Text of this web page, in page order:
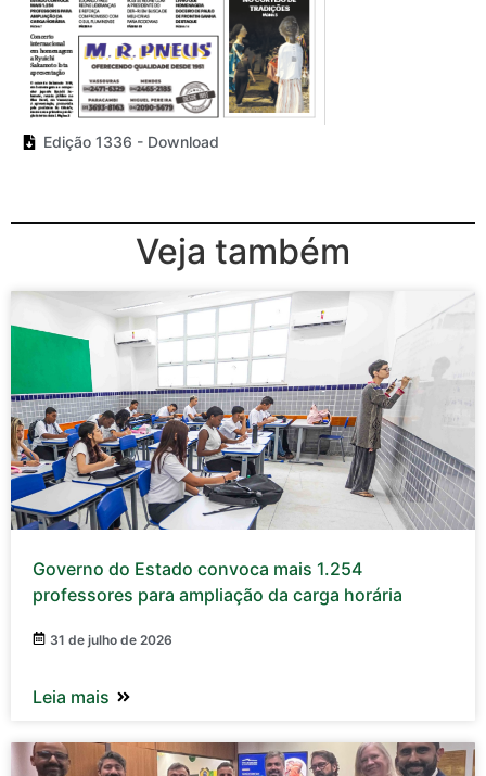
Edição 1336 - Download
Veja também
Governo do Estado convoca mais 1.254
professores para ampliação da carga horária
31 de julho de 2026
Leia mais